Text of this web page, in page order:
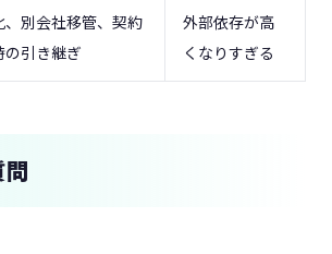
、別会社移管、契約
の引き継ぎ
外部依存が高
くなりすぎる